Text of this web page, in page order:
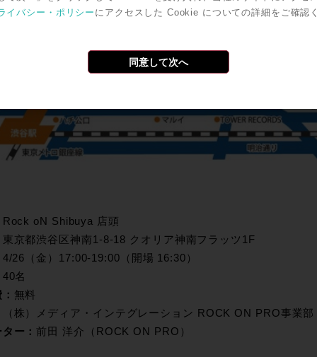
要項
Rock oN Shibuya 店頭
渋谷区神南1-8-18 クオリア神南フラッツ1F
4/26（金）17:00-19:00（開場 16:30）
40名
無料
（株）メディア・インテグレーション ROCK ON PRO事業部
ー： 前田 洋介（ROCK ON PRO）
イバシー・ポリシー にアクセスした Cookie についての詳細をご確認
同意して次へ